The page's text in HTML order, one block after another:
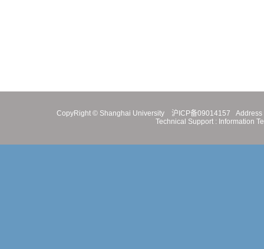
CopyRight © Shanghai University 沪ICP备09014157
Address
Technical Support : Information